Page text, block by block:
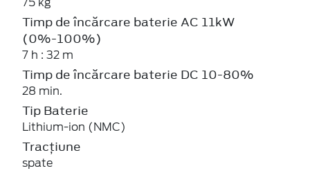
Timp de încărcare baterie AC 11kW
(0%-100%)
7 h : 32 m
Timp de încărcare baterie DC 10-80%
28 min.
Tip Baterie
Lithium-ion (NMC)
Tracțiune
spate